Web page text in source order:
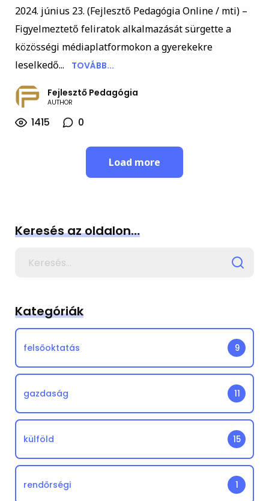
2024. június 23. (Fejlesztő Pedagógia Online / mti) –
Figyelmeztető feliratok alkalmazását sürgette a
közösségi médiaplatformokon a gyerekekre
leselkedő...
TOVÁBB...
Fejlesztő Pedagógia
AUTHOR
1415 0
Load more
Keresés az oldalon…
Kategóriák
felsőoktatás 9
gazdaság 11
külföld 15
rendőrségi 1